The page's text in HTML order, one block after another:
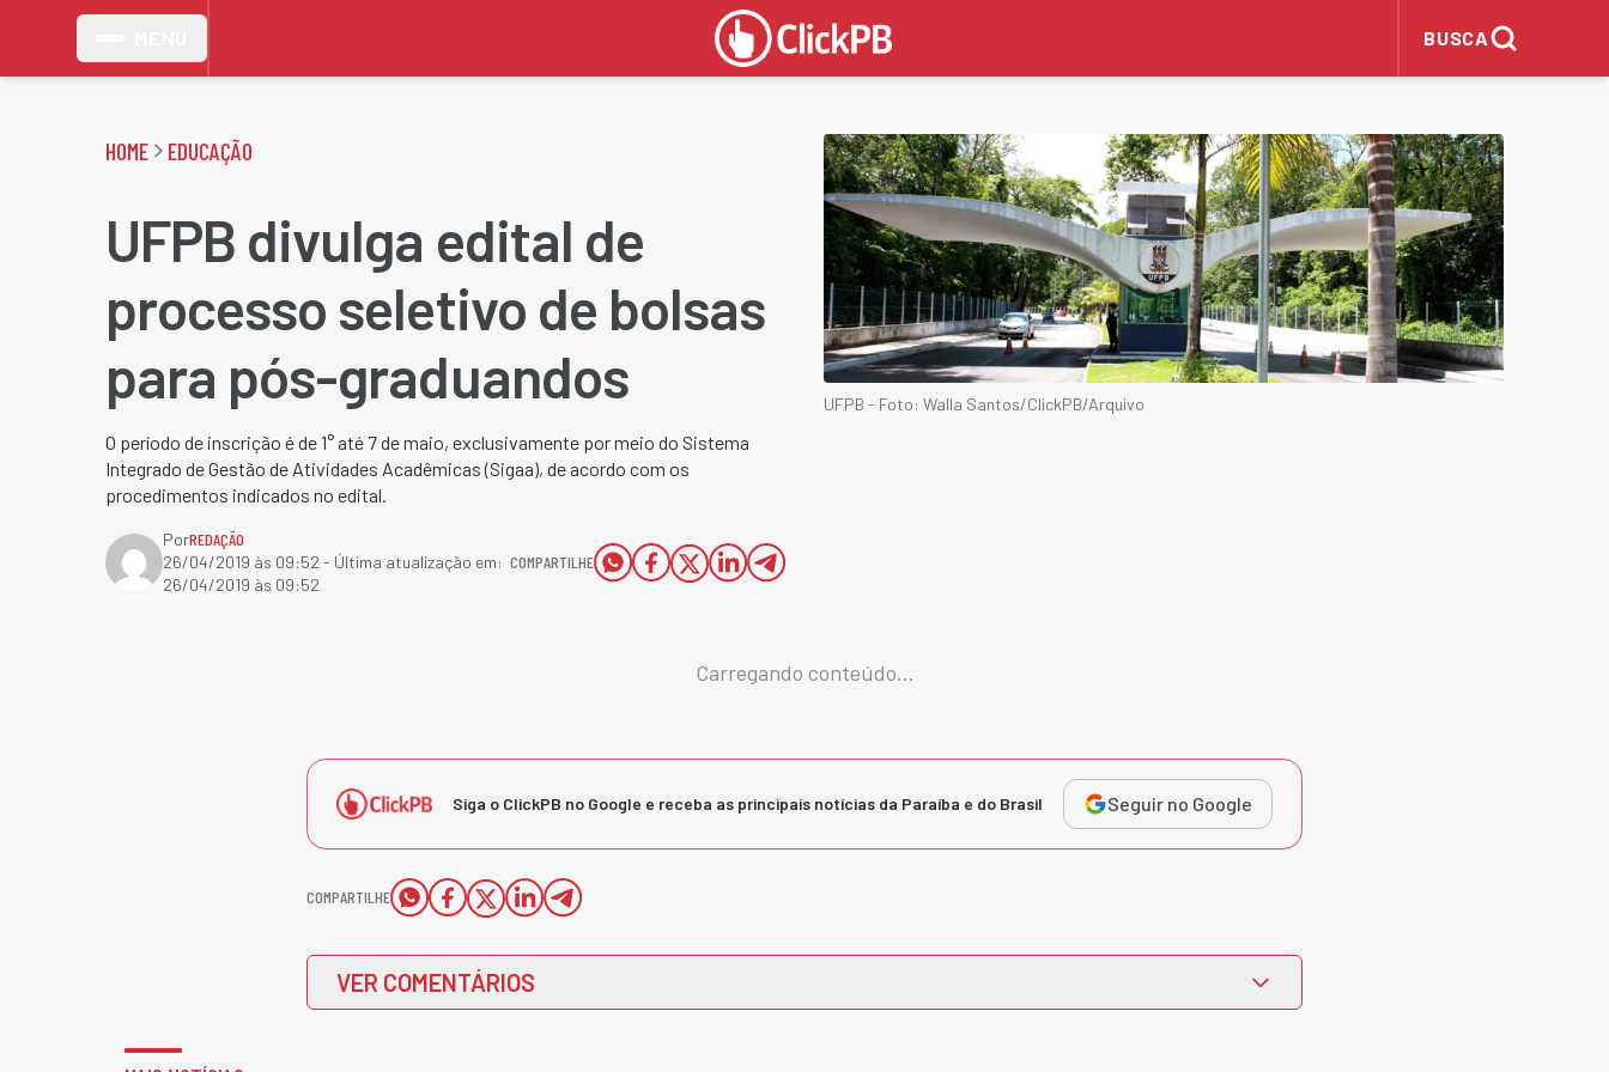
BUSCA
HOME EDUCAÇÃO
UFPB divulga edital de
processo seletivo de bolsas
para pós-graduandos
O período de inscrição é de 1° até 7 de maio, exclusivamente por meio do Sistema
Integrado de Gestão de Atividades Acadêmicas (Sigaa), de acordo com os
procedimentos indicados no edital.
PorREDAÇÃO
26/04/2019 às 09:52 - Última atualização em:
26/04/2019 às 09:52
COMPARTILHE
UFPB - Foto: Walla Santos/ClickPB/Arquivo
Carregando conteúdo...
Siga o ClickPB no Google e receba as principais notícias da Paraíba e do Brasil Seguir no Google
COMPARTILHE
VER COMENTÁRIOS